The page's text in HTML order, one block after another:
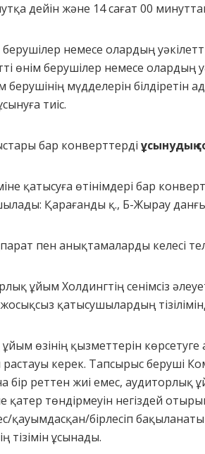
дейін және 14 сағат 00
берушілер немесе олардың
өнім берушілер немесе олардың
берушінің мүдделерін
тиіс.
бар конверттерді ұсынудың
қатысуға өтінімдері бар
Қарағанды қ., Б-Жырау
пен анықтамаларды келесі
ұйым Холдингтің сенімсіз
қатысушылардың
өзінің қызметтерін
растауы керек. Тапсырыс
бір реттен жиі емес,
қатер төндірмеуін негіздей
қауымдасқан/бірлесіп
тізімін ұсынады.